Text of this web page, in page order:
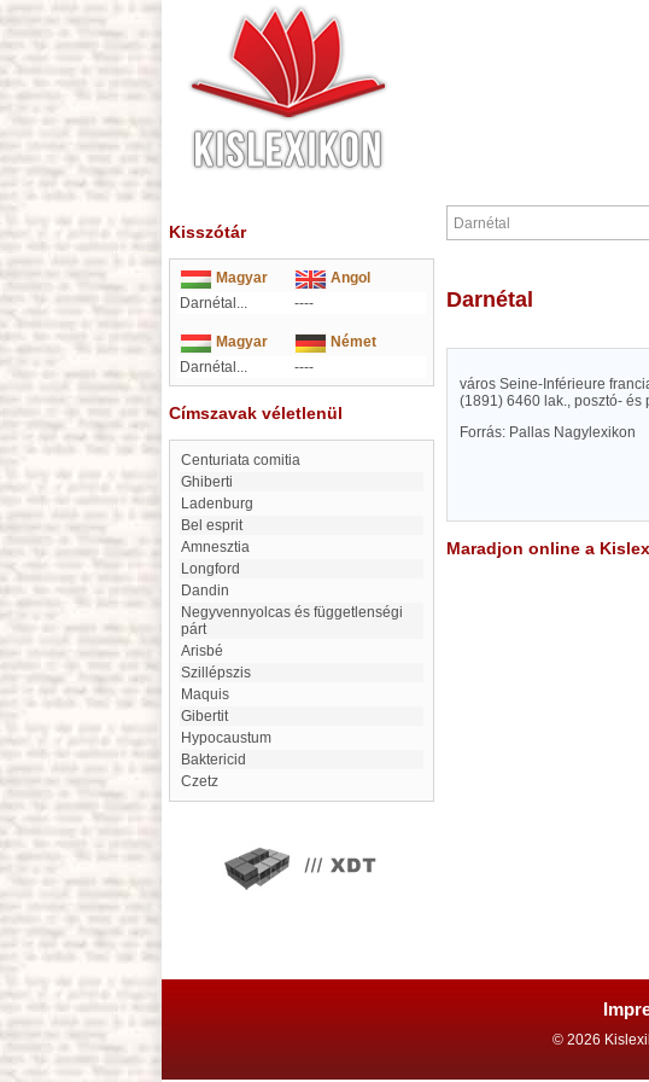
Kisszótár
Magyar
Angol
Darnétal...
----
Magyar
Német
Darnétal...
----
Címszavak véletlenül
Centuriata comitia
Ghiberti
Ladenburg
bel esprit
amnesztia
Longford
Dandin
Negyvennyolcas és függetlenségi
párt
Arisbé
szillépszis
maquis
Gibertit
hypocaustum
Baktericid
Czetz
Darnétal
város Seine-Inférieure
(1891) 6460 lak., posztó- és
Forrás: Pallas Nagylexikon
Maradjon online a
© 2026